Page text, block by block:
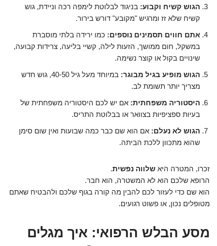
הגוש קשיח וקבוע: בניגוד לבלוטת לימפה רכה וניידת, גוש
קשיח שלא זז ומרגיש "מקובע" דורש בירור.
אתם חווים תסמינים נוספים: כמו ירידה בלתי מוסברת
במשקל, חום ממושך, הזעות לילה, קשיי בליעה, צרידות קבועה,
שינויים בקול או קוצר נשימה.
הגוש מופיע בגיל מבוגר:
במיוחד מעל גיל 40-50, גוש חדש
מצריך יותר תשומת לב.
היסטוריה משפחתית: אם יש לכם היסטוריה משפחתית של
בעיות ספציפיות בצוואר או בבלוטת התריס.
הגוש לא נעלם: אם הוא שם כבר כמה שבועות ואין שום סימן
שהוא מתכוון ללכת הביתה.
זכרו, המטרה היא שלווה נפשית.
הרופא שלכם הוא לא המשטרה, הוא חבר.
הוא שם כדי לעזור לכם להבין מה קורה בגוף שלכם ולהבטיח שאתם
מטופלים נכון, או פשוט רגועים.
מסע הבלש הרפואי: איך מגלים